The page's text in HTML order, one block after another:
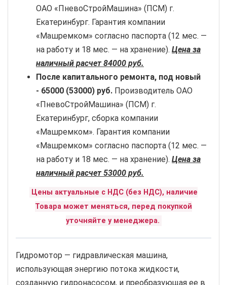
ОАО «ПневоСтройМашина» (ПСМ) г.
Екатеринбург. Гарантия компании
«Машремком» согласно паспорта (12 мес. —
на работу и 18 мес. — на хранение). Цена за
наличный расчет 84000 руб.
После капитального ремонта, под новый
- 65000 (53000) руб. Производитель ОАО
«ПневоСтройМашина» (ПСМ) г.
Екатеринбург, сборка компании
«Машремком». Гарантия компании
«Машремком» согласно паспорта (12 мес. —
на работу и 18 мес. — на хранение). Цена за
наличный расчет 53000 руб.
Цены актуальные с НДС (без НДС), наличие
Товара может меняться, перед покупкой
уточняйте у менеджера.
Гидромотор — гидравлическая машина,
использующая энергию потока жидкости,
созданную гидронасосом, и преобразующая ее в